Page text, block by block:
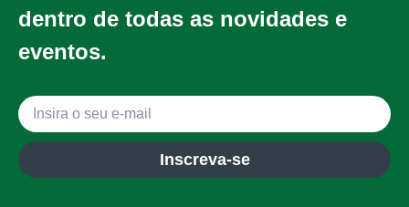
dentro de todas as novidades e
eventos.
Inscreva-se